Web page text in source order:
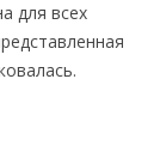
для всех